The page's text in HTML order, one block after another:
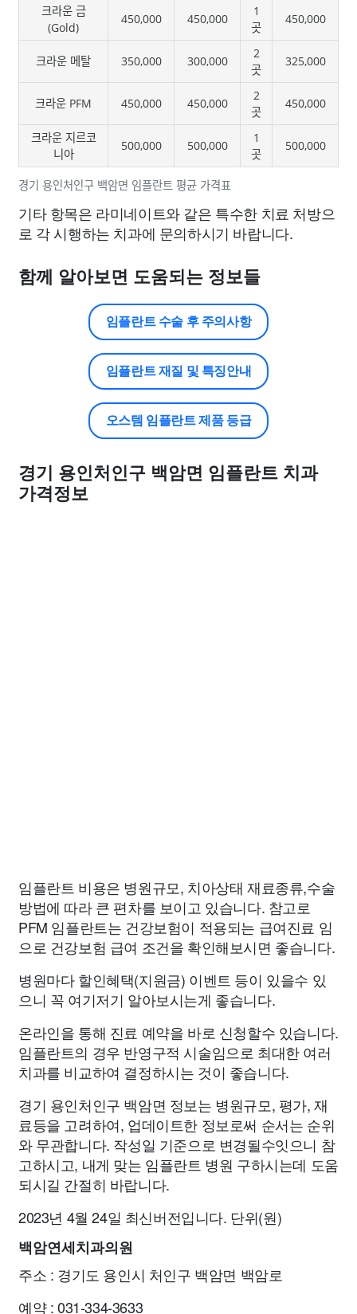
경기 용인처인구 백암면 임플란트 평균 가격표
크라운 금
(Gold)
450,000 450,000
1
곳
450,000
크라운 메탈 350,000 300,000
2
곳
325,000
크라운 PFM 450,000 450,000
2
곳
450,000
크라운 지르코
니아
500,000 500,000
1
곳
500,000
기타 항목은 라미네이트와 같은 특수한 치료 처방으
로 각 시행하는 치과에 문의하시기 바랍니다.
함께 알아보면 도움되는 정보들
임플란트 수술 후 주의사항
임플란트 재질 및 특징안내
오스템 임플란트 제품 등급
경기 용인처인구 백암면 임플란트 치과
가격정보
임플란트 비용은 병원규모, 치아상태 재료종류,수술
방법에 따라 큰 편차를 보이고 있습니다. 참고로
PFM 임플란트는 건강보험이 적용되는 급여진료 임
으로 건강보험 급여 조건을 확인해보시면 좋습니다.
병원마다 할인혜택(지원금) 이벤트 등이 있을수 있
으니 꼭 여기저기 알아보시는게 좋습니다.
온라인을 통해 진료 예약을 바로 신청할수 있습니다.
임플란트의 경우 반영구적 시술임으로 최대한 여러
치과를 비교하여 결정하시는 것이 좋습니다.
경기 용인처인구 백암면 정보는 병원규모, 평가, 재
료등을 고려하여, 업데이트한 정보로써 순서는 순위
와 무관합니다. 작성일 기준으로 변경될수잇으니 참
고하시고, 내게 맞는 임플란트 병원 구하시는데 도움
되시길 간절히 바랍니다.
2023년 4월 24일 최신버전입니다. 단위(원)
백암연세치과의원
주소 : 경기도 용인시 처인구 백암면 백암로
예약 : 031-334-3633